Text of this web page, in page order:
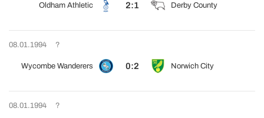
Oldham Athletic 2:1 Derby County
08.01.1994 ?
Wycombe Wanderers 0:2 Norwich City
08.01.1994 ?